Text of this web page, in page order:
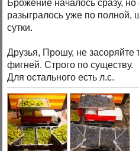
Брожение началось сразу,
разыгралось уже по полной,
сутки.
Друзья, Прошу, не засоряйте
фигней. Строго по существу.
Для остального есть л.с.